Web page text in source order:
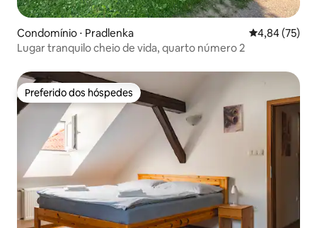
Condomínio ⋅ Pradlenka 4,84 de uma
4,84 (75)
Lugar tranquilo cheio de vida, quarto número 2
Preferido dos hóspedes
Preferido dos hóspedes